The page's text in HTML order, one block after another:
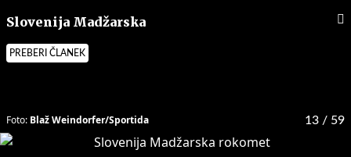
Slovenija Madžarska
PREBERI ČLANEK
13 / 59
Foto: Blaž Weindorfer/Sportida